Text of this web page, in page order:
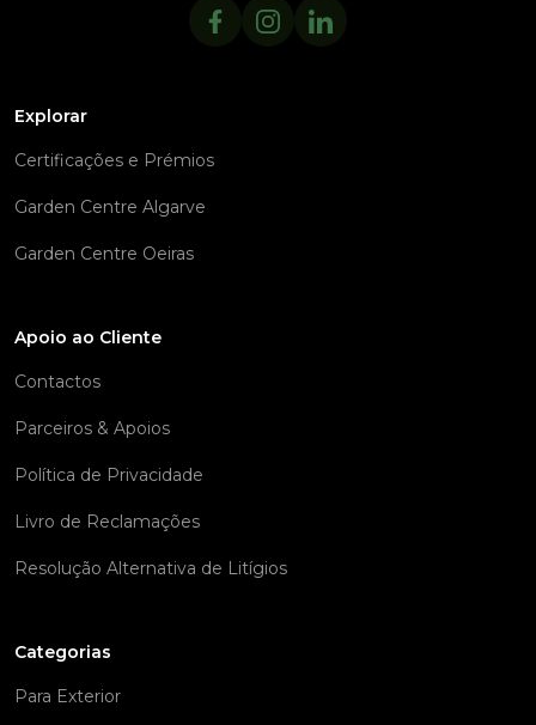
Explorar
Certificações e Prémios
Garden Centre Algarve
Garden Centre Oeiras
Apoio ao Cliente
Contactos
Parceiros & Apoios
Política de Privacidade
Livro de Reclamações
Resolução Alternativa de Litígios
Categorias
Para Exterior